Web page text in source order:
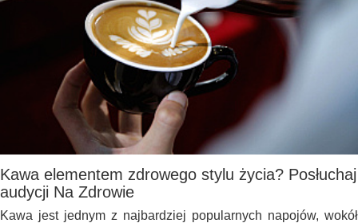
Kawa elementem zdrowego stylu życia? Posłuchaj
audycji Na Zdrowie
Kawa jest jednym z najbardziej popularnych napojów, wokół